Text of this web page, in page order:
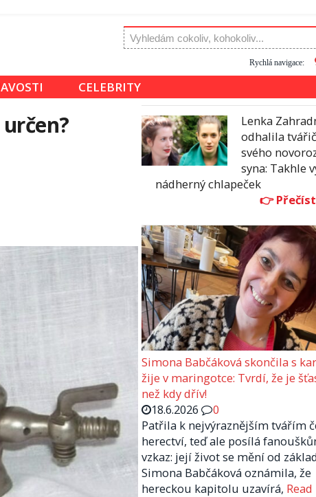
Rychlá navigace:
CELEBRITY
Lenka
odhalila
svého
syna: Takhle
nádherný chlapeček
Simona Babčáková skončila s
žije v maringotce: Tvrdí, že je
než kdy dřív!
18.6.2026
0
Patřila k nejvýraznějším tvářím
herectví, teď ale posílá
vzkaz: její život se mění od
Simona Babčáková oznámila, že
hereckou kapitolu uzavírá,